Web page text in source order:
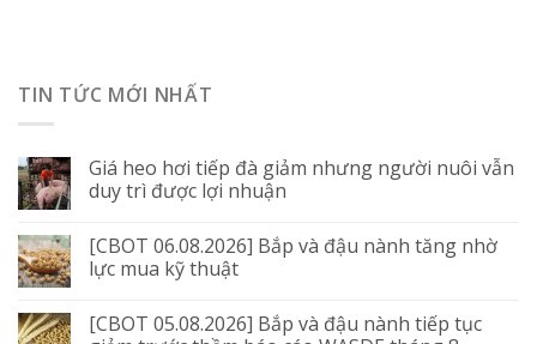
TIN TỨC MỚI NHẤT
Giá heo hơi tiếp đà giảm nhưng người nuôi vẫn
duy trì được lợi nhuận
[CBOT 06.08.2026] Bắp và đậu nành tăng nhờ
lực mua kỹ thuật
[CBOT 05.08.2026] Bắp và đậu nành tiếp tục